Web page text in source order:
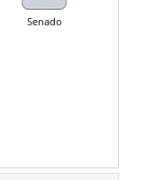
Senado